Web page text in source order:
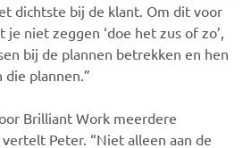
dichtste bij de klant. Om dit voor
niet zeggen ‘doe het zus of zo’,
bij de plannen betrekken en hen
plannen.”
Brilliant Work meerdere
Peter. “Niet alleen aan de